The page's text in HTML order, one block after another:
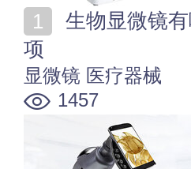
项
显微镜 医疗器械
1457